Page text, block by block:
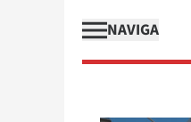
NAVIGA